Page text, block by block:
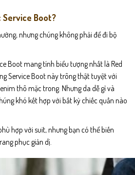
Service Boot?
nhưng chúng không phải để đi bộ
Boot mang tính biểu tượng nhất là Red
Service Boot này trông thật tuyệt với
thô mặc trong. Nhưng da dễ gỉ và
khó kết hợp với bất kỳ chiếc quần nào
hợp với suit, nhưng bạn có thể biến
phục giản dị.